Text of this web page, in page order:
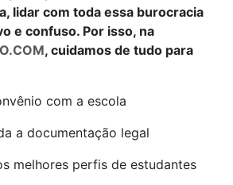
lidar com toda essa burocracia
e confuso. Por isso, na
, cuidamos de tudo para
com a escola
a documentação legal
melhores perfis de estudantes